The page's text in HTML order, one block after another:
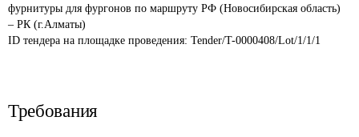
фурнитуры для фургонов по маршруту РФ (Новосибирская область)
– РК (г.Алматы)
ID тендера на площадке проведения: Tender/T-0000408/Lot/1/1/1
Требования